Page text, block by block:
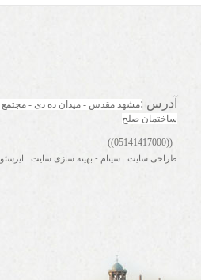
آدرس :
ساختمان صلح
((05141417000))
طراحی سایت : سینام - بهینه سازی سایت : ایرسئو